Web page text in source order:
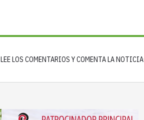
LEE LOS COMENTARIOS Y COMENTA LA NOTICIA